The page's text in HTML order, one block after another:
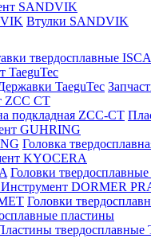
SANDVIK
Втулки SANDVIK
твердосплавные
TaeguTec
TaeguTec
ZCС CT
подкладная ZCC-CT
GUHRING
Головка
KYOCERA
Головки
Инструмент DORMER
Головки
пластины
твердосплавные